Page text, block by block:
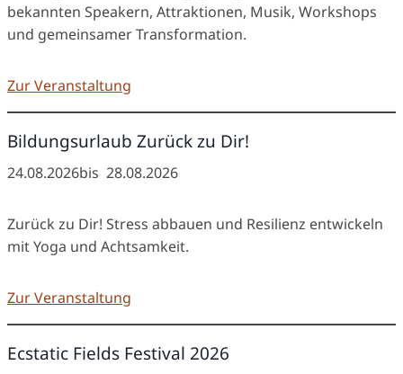
bekannten Speakern, Attraktionen, Musik, Workshops
und gemeinsamer Transformation.
Zur Veranstaltung
Bildungsurlaub Zurück zu Dir!
24.08.2026bis 28.08.2026
Zurück zu Dir! Stress abbauen und Resilienz entwickeln
mit Yoga und Achtsamkeit.
Zur Veranstaltung
Ecstatic Fields Festival 2026